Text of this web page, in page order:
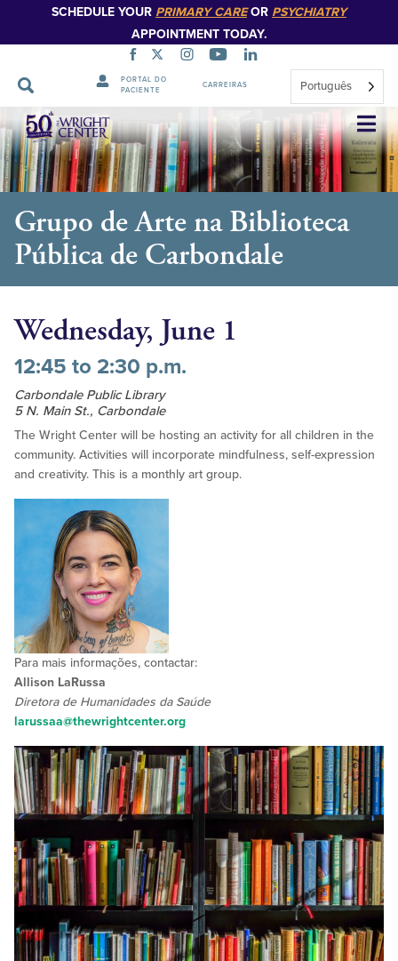
SCHEDULE YOUR PRIMARY CAREOR PSYCHIATRY
APPOINTMENT TODAY.
PORTAL DO
PACIENTE
CARREIRAS Português
Saltar
navegação
Grupo de Arte na Biblioteca
Pública de Carbondale
Wednesday, June 1
12:45 to 2:30 p.m.
Carbondale Public Library
5 N. Main St., Carbondale
The Wright Center will be hosting an activity for all children in the
community. Activities will incorporate mindfulness, self-expression
and creativity. This is a monthly art group.
Para mais informações, contactar:
Allison LaRussa
Diretora de Humanidades da Saúde
larussaa@thewrightcenter.org